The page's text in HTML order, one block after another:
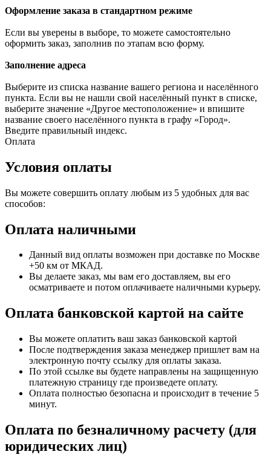
Оформление заказа в стандартном режиме
Если вы уверены в выборе, то можете самостоятельно
оформить заказ, заполнив по этапам всю форму.
Заполнение адреса
Выберите из списка название вашего региона и населённого
пункта. Если вы не нашли свой населённый пункт в списке,
выберите значение «Другое местоположение» и впишите
название своего населённого пункта в графу «Город».
Введите правильный индекс.
Оплата
Условия оплаты
Вы можете совершить оплату любым из 5 удобных для вас
способов:
Оплата наличными
Данный вид оплаты возможен при доставке по Москве
+50 км от МКАД.
Вы делаете заказ, мы вам его доставляем, вы его
осматриваете и потом оплачиваете наличными курьеру.
Оплата банковской картой на сайте
Вы можете оплатить ваш заказ банковской картой
После подтверждения заказа менеджер пришлет вам на
электронную почту ссылку для оплаты заказа.
По этой ссылке вы будете направлены на защищенную
платежную страницу где произведете оплату.
Оплата полностью безопасна и происходит в течение 5
минут.
Оплата по безналичному расчету (для
юридических лиц)